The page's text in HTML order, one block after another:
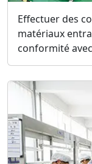
Effectuer des
matériaux
conformité